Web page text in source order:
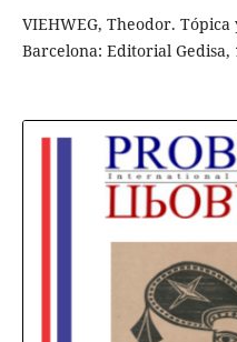
VIEHWEG, Theodor.
Barcelona: Editorial Gedisa,